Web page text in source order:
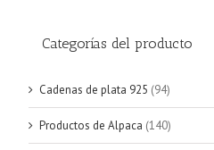
Categorías del producto
Cadenas de plata 925 (94)
Productos de Alpaca (140)